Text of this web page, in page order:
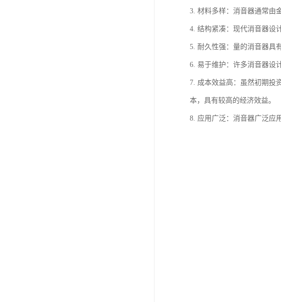
3. 材料多样：消音器通常由
4. 结构紧凑：现代消音器设
5. 耐久性强：量的消音器具
6. 易于维护：许多消音器设
7. 成本效益高：虽然初期投
本，具有较高的经济效益。
8. 应用广泛：消音器广泛应